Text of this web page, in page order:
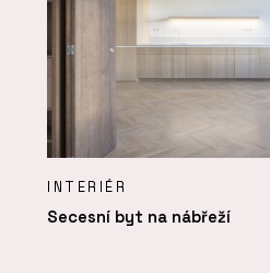
INTERIÉR
Secesní byt na nábřeží